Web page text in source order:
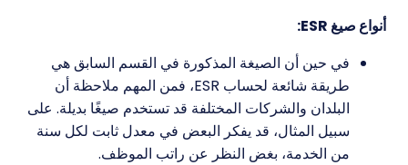
أنواع صيغ ESR:
في حين أن الصيغة المذكورة في القسم السابق هي
طريقة شائعة لحساب ESR، فمن المهم ملاحظة أن
البلدان والشركات المختلفة قد تستخدم صيغًا بديلة. على
سبيل المثال، قد يفكر البعض في معدل ثابت لكل سنة
من الخدمة، بغض النظر عن راتب الموظف.